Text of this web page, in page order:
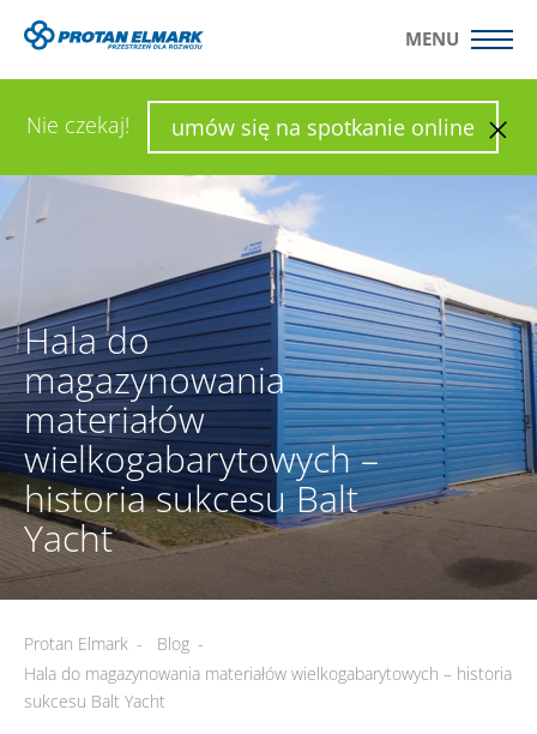
Nie czekaj! umów się na spotkanie online
MENU
WYŚLIJ ZAPYTANIE SKONFIGURUJ HALĘ
Hala do
magazynowania
materiałów
wielkogabarytowych –
historia sukcesu Balt
Yacht
Protan Elmark - Blog -
Hala do magazynowania materiałów wielkogabarytowych – historia
sukcesu Balt Yacht